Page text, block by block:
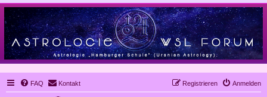
FAQ Kontakt Anmelden
Registrieren